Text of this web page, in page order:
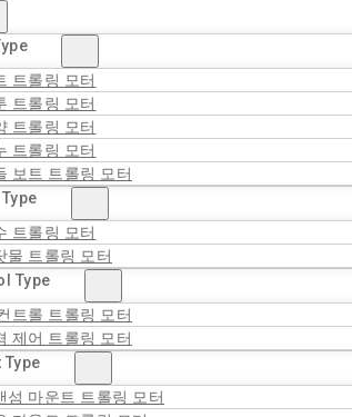
트롤링 모터
트롤링 모터
트롤링 모터
트롤링 모터
보트 트롤링 모터
트롤링 모터
물 트롤링 모터
Type
트롤 트롤링 모터
제어 트롤링 모터
Type
섬 마운트 트롤링 모터